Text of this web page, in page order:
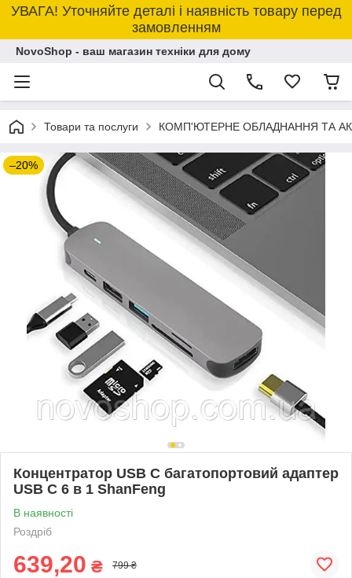
УВАГА! Уточняйте деталі і наявність товару перед
замовленням
NovoShop - ваш магазин техніки для дому
Товари та послуги КОМП'ЮТЕРНЕ ОБЛАДНАННЯ ТА
–20%
Концентратор USB C багатопортовий адаптер
USB C 6 в 1 ShanFeng
В наявності
Роздріб
639,20 ₴ 799 ₴